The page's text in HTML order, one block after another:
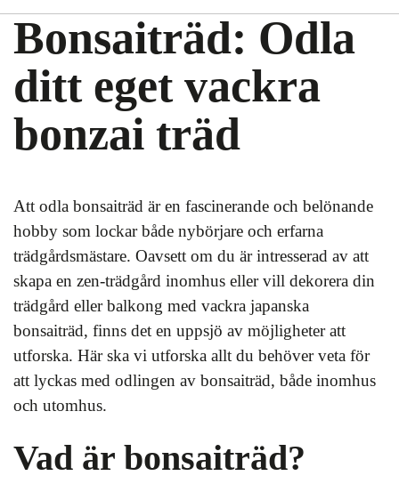
Bonsaiträd: Odla
ditt eget vackra
bonzai träd
Att odla bonsaiträd är en fascinerande och belönande
hobby som lockar både nybörjare och erfarna
trädgårdsmästare. Oavsett om du är intresserad av att
skapa en zen-trädgård inomhus eller vill dekorera din
trädgård eller balkong med vackra japanska
bonsaiträd, finns det en uppsjö av möjligheter att
utforska. Här ska vi utforska allt du behöver veta för
att lyckas med odlingen av bonsaiträd, både inomhus
och utomhus.
Vad är bonsaiträd?